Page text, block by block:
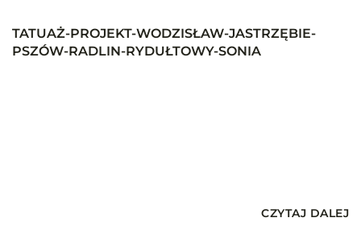
TATUAŻ-PROJEKT-WODZISŁAW-JASTRZĘBIE-
PSZÓW-RADLIN-RYDUŁTOWY-SONIA
CZYTAJ DALEJ